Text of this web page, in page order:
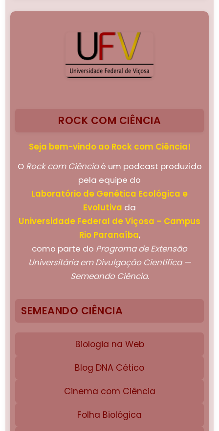
ROCK COM CIÊNCIA
Seja bem-vindo ao Rock com Ciência!
O Rock com Ciênciaé um podcast produzido
pela equipe do
Laboratório de Genética Ecológica e
Evolutiva da
Universidade Federal de Viçosa – Campus
Rio Paranaíba,
como parte do Programa de Extensão
Universitária em Divulgação Científica —
Semeando Ciência.
SEMEANDO CIÊNCIA
Biologia na Web
Blog DNA Cético
Cinema com Ciência
Folha Biológica